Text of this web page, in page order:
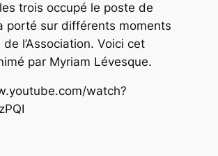
trois occupé le poste de
porté sur différents moments
de l’Association. Voici cet
par Myriam Lévesque.
watch?